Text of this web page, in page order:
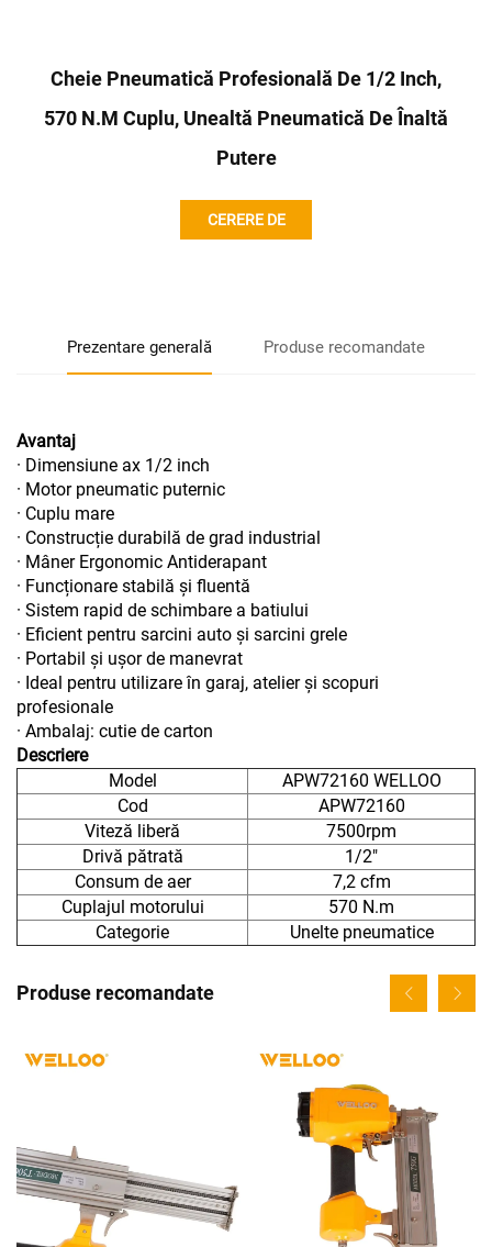
Cheie Pneumatică Profesională De 1/2 Inch,
570 N.m Cuplu, Unealtă Pneumatică De Înaltă
Putere
CERERE DE
Prezentare generală Produse recomandate
Avantaj
· Dimensiune ax 1/2 inch
· Motor pneumatic puternic
· Cuplu mare
· Construcție durabilă de grad industrial
· Mâner Ergonomic Antiderapant
· Funcționare stabilă și fluentă
· Sistem rapid de schimbare a batiului
· Eficient pentru sarcini auto și sarcini grele
· Portabil și ușor de manevrat
· Ideal pentru utilizare în garaj, atelier și scopuri
profesionale
· Ambalaj: cutie de carton
Descriere
Model
APW72160 WELLOO
Cod
APW72160
Viteză liberă
7500rpm
Drivă pătrată
1/2"
Consum de aer
7,2 cfm
Cuplajul motorului
570 N.m
Categorie
Unelte pneumatice
Produse recomandate